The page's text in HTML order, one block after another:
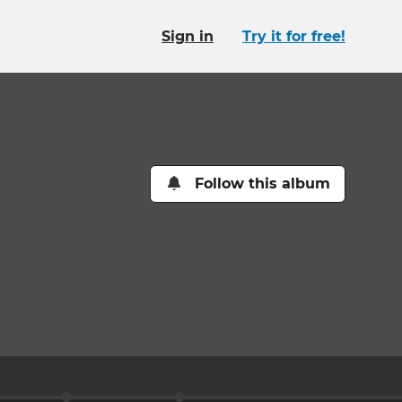
Sign in Try it for free!
Follow this album